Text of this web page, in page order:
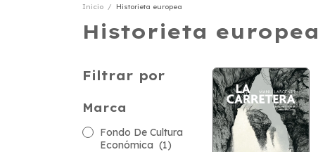
Inicio / Historieta europea
Historieta europea
Filtrar por
Marca
Fondo De Cultura
Económica (1)